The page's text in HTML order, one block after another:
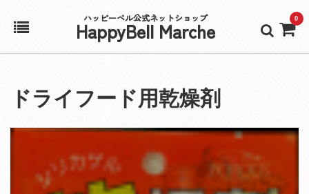
ハッピーベル公式ネットショップ
HappyBell Marche 0
アカウント
ドライフード用乾燥剤